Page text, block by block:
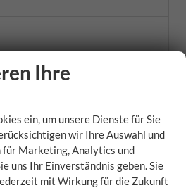
Ihre
ein, um unsere Dienste für Sie
wir Ihre Auswahl und
Marketing, Analytics und
uns Ihr Einverständnis geben. Sie
mit Wirkung für die Zukunft